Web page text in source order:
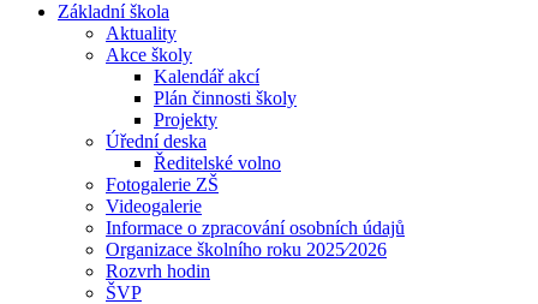
Základní škola
Aktuality
Akce školy
Kalendář akcí
Plán činnosti školy
Projekty
Úřední deska
Ředitelské volno
Fotogalerie ZŠ
Videogalerie
Informace o zpracování osobních údajů
Organizace školního roku 2025⁄2026
Rozvrh hodin
ŠVP